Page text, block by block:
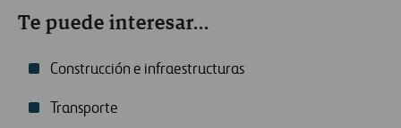
Te puede interesar...
Construcción e infraestructuras
Transporte